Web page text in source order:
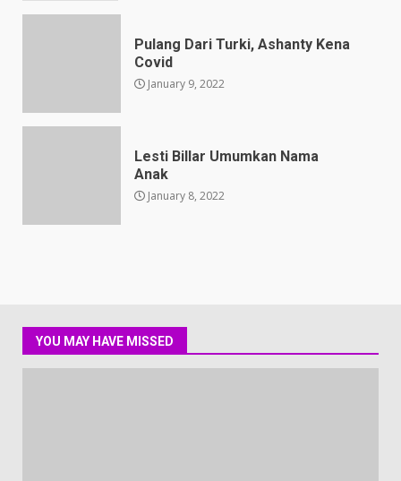
Pulang Dari Turki, Ashanty Kena
Covid
January 9, 2022
Lesti Billar Umumkan Nama
Anak
January 8, 2022
YOU MAY HAVE MISSED